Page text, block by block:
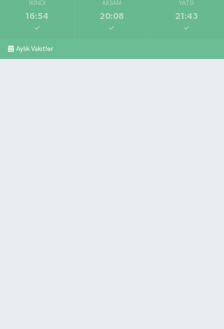
İKINDI
16:54
AKŞAM
20:08
YATSI
21:43
Aylık Vakitler